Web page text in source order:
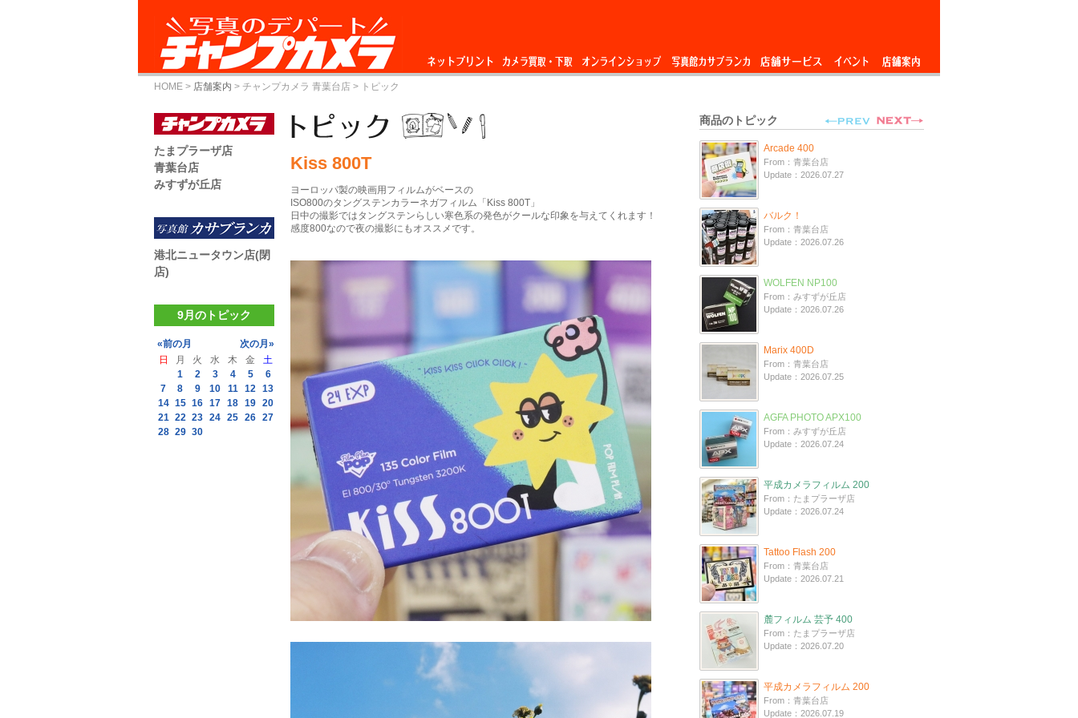
ネットプリント
カメラ買取・下
オンラインショップ 写真館カサブランカ 店舗サービス イベント 店舗案内
HOME > 店舗案内 > チャンプカメラ 青葉台店 > トピック
Kiss 800T
ヨーロッパ製の映画用フィルムがベースの
ISO800のタングステンカラーネガフィルム「Kiss 800T」
日中の撮影ではタングステンらしい寒色系の発色がクールな印象を与えてくれます！
感度800なので夜の撮影にもオススメです。
たまプラーザ店
青葉台店
みすずが丘店
港北ニュータウン店(閉
店)
9月のトピック
«前の月
次の月»
日
月 火 水 木 金
土
1
2 3 4 5
6
7
8 9 10 11 12 13
14 15 16 17 18 19 20
21 22 23 24 25 26 27
28 29 30
商品のトピック
Arcade 400
From：青葉台店
Update：2026.07.27
バルク！
From：青葉台店
Update：2026.07.26
WOLFEN NP100
From：みすずが丘店
Update：2026.07.26
Marix 400D
From：青葉台店
Update：2026.07.25
AGFA PHOTO APX100
From：みすずが丘店
Update：2026.07.24
平成カメラフィルム 200
From：たまプラーザ店
Update：2026.07.24
Tattoo Flash 200
From：青葉台店
Update：2026.07.21
麓フィルム 芸予 400
From：たまプラーザ店
Update：2026.07.20
平成カメラフィルム 200
From：青葉台店
Update：2026.07.19